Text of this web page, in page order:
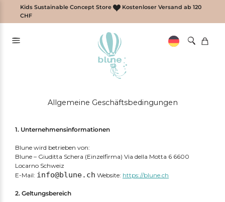
springen
Kids Sustainable Concept Store
Kostenloser Versand ab 120
CHF
Allgemeine Geschäftsbedingungen
1. Unternehmensinformationen
Blune wird betrieben von:
Blune – Giuditta Schera (Einzelfirma) Via della Motta 6 6600
Locarno Schweiz
E-Mail: info@blune.ch Website: https://blune.ch
2. Geltungsbereich